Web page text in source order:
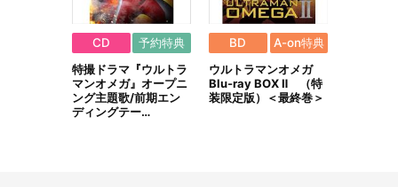
あらかじめ[@bnfw.co.jp]のドメイン指定受信の設定をお願いい
たします。
メールにてご案内させていただきましたお支払期日までに購入・
決済手続きが行われなかった場合は、キャンセル扱いとして手続き
を致します。
いかなる理由でも、決済期間の延長は対応出来かねます。
なお、発売月上旬以降、以下の手順でもご確認いただけます。
（１）A-on STOREにアクセスし、ログインします。
CD
予約特典
特撮ドラマ『ウルトラ
マンオメガ』オープニ
ング主題歌/前期エン
ディングテー…
BD
A-on特典
ウルトラマンオメガ
Blu-ray BOX Ⅱ （特
装限定版）＜最終巻＞